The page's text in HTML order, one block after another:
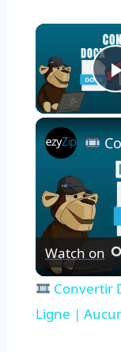
Convertir
Watch on
Convertir
Ligne |